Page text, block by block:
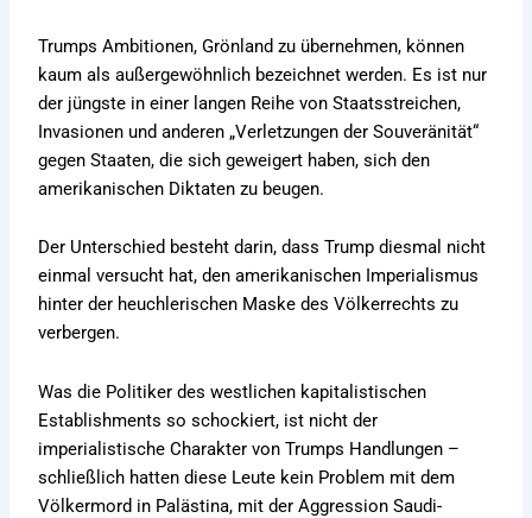
Trumps Ambitionen, Grönland zu übernehmen, können
kaum als außergewöhnlich bezeichnet werden. Es ist nur
der jüngste in einer langen Reihe von Staatsstreichen,
Invasionen und anderen „Verletzungen der Souveränität“
gegen Staaten, die sich geweigert haben, sich den
amerikanischen Diktaten zu beugen.
Der Unterschied besteht darin, dass Trump diesmal nicht
einmal versucht hat, den amerikanischen Imperialismus
hinter der heuchlerischen Maske des Völkerrechts zu
verbergen.
Was die Politiker des westlichen kapitalistischen
Establishments so schockiert, ist nicht der
imperialistische Charakter von Trumps Handlungen –
schließlich hatten diese Leute kein Problem mit dem
Völkermord in Palästina, mit der Aggression Saudi-